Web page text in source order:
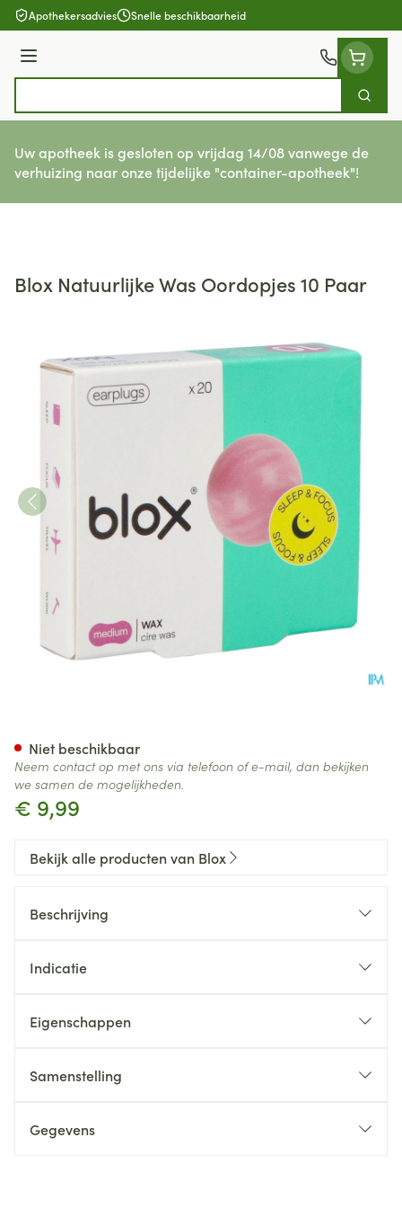
Ga naar de inhoud
Apothekersadvies Snelle beschikbaarheid
Menu
Zoek
Uw apotheek is gesloten op vrijdag 14/08 vanwege de
verhuizing naar onze tijdelijke "container-apotheek"!
Blox Natuurlijke Was Oordopjes 10 Paar
€ 9,99
Niet beschikbaar
Neem contact op met ons via telefoon of e-mail, dan bekijken
we samen de mogelijkheden.
Bekijk alle producten van Blox
Beschrijving
Indicatie
Eigenschappen
Samenstelling
Gegevens